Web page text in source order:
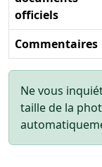
officiels
Commentaires
Ne vous
taille de la